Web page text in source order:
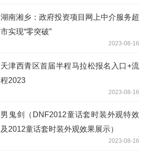
湖南湘乡：政府投资项目网上中介服务超
市实现“零突破”
2023-08-16
天津西青区首届半程马拉松报名入口+流
程2023
2023-08-16
男鬼剑（DNF2012童话套时装外观特效
及2012童话套时装外观效果展示）
2023-08-16